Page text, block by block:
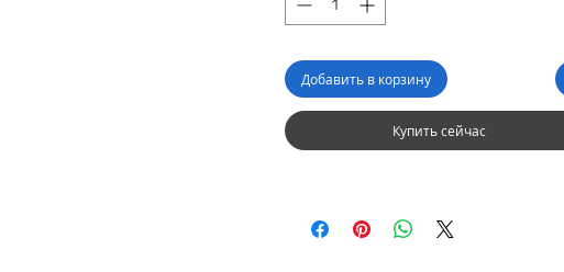
Добавить в корзину
Купить сейчас